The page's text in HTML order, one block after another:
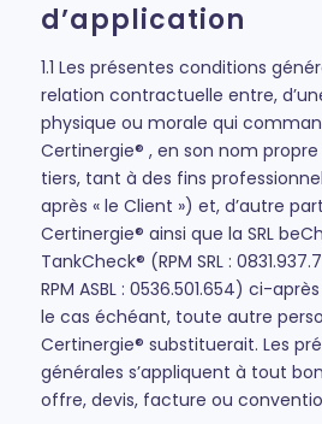
d’application
1.1 Les présentes conditions
relation contractuelle entre,
physique ou morale qui
Certinergie® , en son nom
tiers, tant à des fins
après « le Client ») et, d’autre
Certinergie® ainsi que la SRL
TankCheck® (RPM SRL :
RPM ASBL : 0536.501.654) ci-
le cas échéant, toute autre
Certinergie® substituerait. Les
générales s’appliquent à tout
offre, devis, facture ou